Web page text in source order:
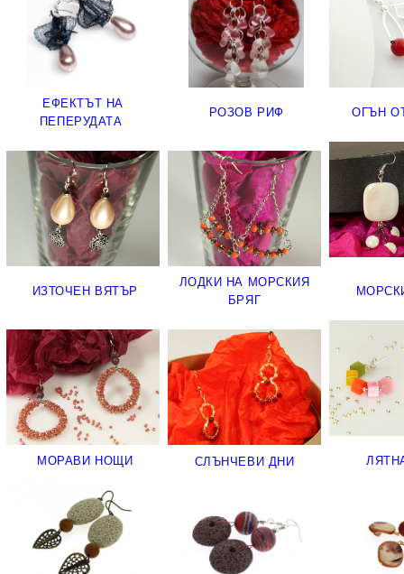
ЕФЕКТЪТ НА
ПЕПЕРУДАТА
РОЗОВ РИФ ОГЪН
ИЗТОЧЕН ВЯТЪР
ЛОДКИ НА МОРСКИЯ
БРЯГ
МОРАВИ НОЩИ СЛЪНЧЕВИ ДНИ